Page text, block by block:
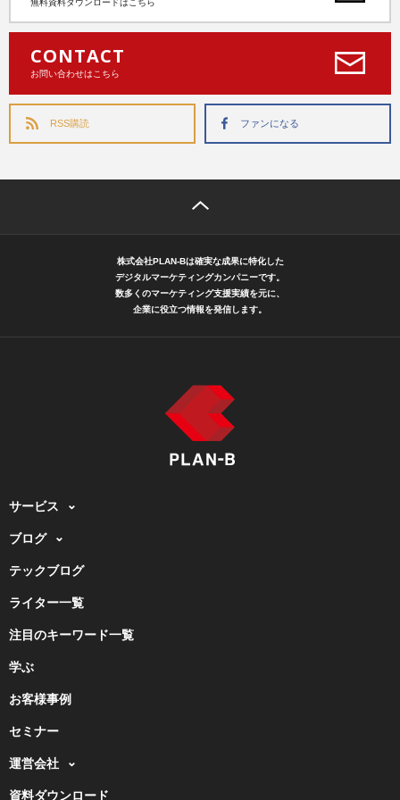
CONTACT
お問い合わせはこちら
RSS購読 ファンになる
株式会社PLAN-Bは確実な成果に特化した
デジタルマーケティングカンパニーです。
数多くのマーケティング支援実績を元に、
企業に役立つ情報を発信します。
サービス
ブログ
テックブログ
ライター一覧
注目のキーワード一覧
学ぶ
お客様事例
セミナー
運営会社
資料ダウンロード